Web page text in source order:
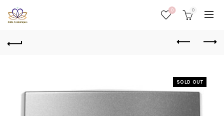
0 0
SOLD OUT